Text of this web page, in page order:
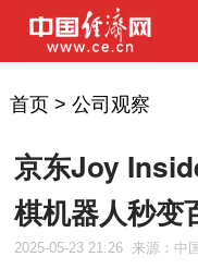
首页> 公司观察
京东Joy
棋机器人秒变
2025-05-23 21:26 来源：中